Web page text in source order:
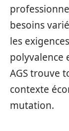
besoins
les
polyvalence
AGS trouve
contexte
mutation.